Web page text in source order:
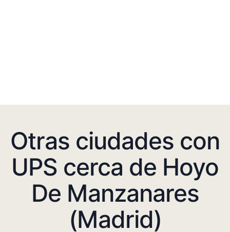
Otras ciudades con
UPS cerca de Hoyo
De Manzanares
(Madrid)